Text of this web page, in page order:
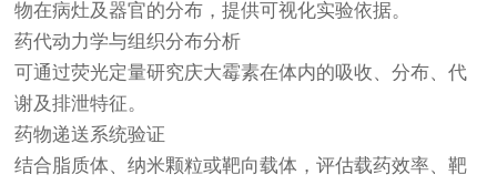
物在病灶及器官的分布，提供可视化实验依据。
药代动力学与组织分布分析
可通过荧光定量研究庆大霉素在体内的吸收、分布、代
谢及排泄特征。
药物递送系统验证
结合脂质体、纳米颗粒或靶向载体，评估载药效率、靶